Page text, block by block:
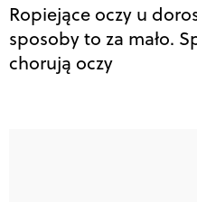
Ropiejące oczy u
sposoby to za mało.
chorują oczy